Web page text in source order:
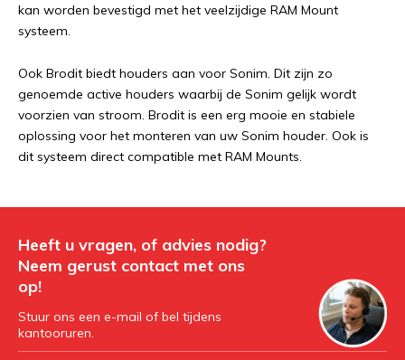
kan worden bevestigd met het veelzijdige RAM Mount
systeem.
Ook Brodit biedt houders aan voor Sonim. Dit zijn zo
genoemde active houders waarbij de Sonim gelijk wordt
voorzien van stroom. Brodit is een erg mooie en stabiele
oplossing voor het monteren van uw Sonim houder. Ook is
dit systeem direct compatible met RAM Mounts.
Heeft u vragen, of advies nodig?
Neem gerust contact met ons
op!
Stuur ons een e-mail of bel tijdens
kantooruren.